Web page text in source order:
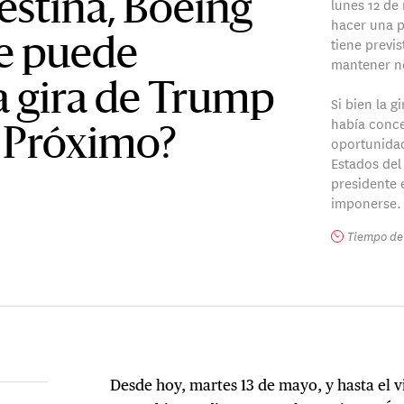
Boeing
puede
gira de Trump
hacer una
tiene
mantener
Si bien la
había
Estados
presidente
imponerse.
Tiempo
Desde hoy, martes 13 de mayo, y hasta el